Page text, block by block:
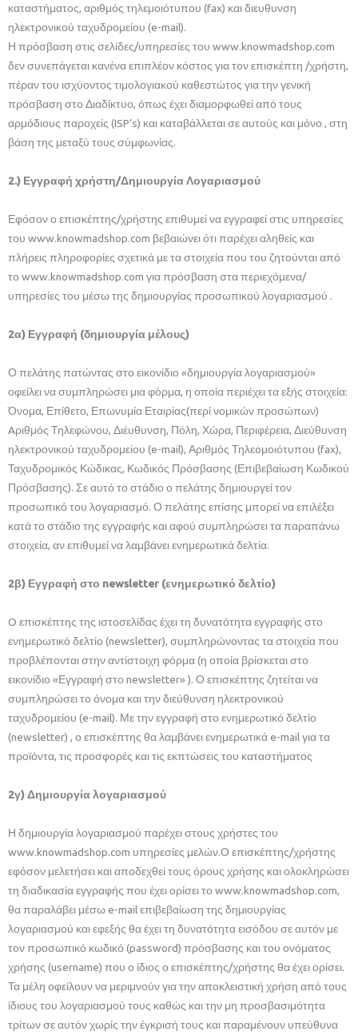
καταστήματος, αριθμός τηλεμοιότυπου (fax) και διευθυνση
ηλεκτρονικού ταχυδρομείου (e-mail).
Η πρόσβαση στις σελίδες/υπηρεσίες του www.knowmadshop.com
δεν συνεπάγεται κανένα επιπλέον κόστος για τον επισκέπτη /χρήστη,
πέραν του ισχύοντος τιμολογιακού καθεστώτος για την γενική
πρόσβαση στο Διαδίκτυο, όπως έχει διαμορφωθεί από τους
αρμόδιους παροχείς (ISP’s) και καταβάλλεται σε αυτούς και μόνο , στη
βάση της μεταξύ τους σύμφωνίας.
2.) Εγγραφή χρήστη/Δημιουργία Λογαριασμού
Εφόσον ο επισκέπτης/χρήστης επιθυμεί να εγγραφεί στις υπηρεσίες
του www.knowmadshop.com βεβαιώνει ότι παρέχει αληθείς και
πλήρεις πληροφορίες σχετικά με τα στοιχεία που του ζητούνται από
το www.knowmadshop.com για πρόσβαση στα περιεχόμενα/
υπηρεσίες του μέσω της δημιουργίας προσωπικού λογαριασμού .
2α) Εγγραφή (δημιουργία μέλους)
Ο πελάτης πατώντας στο εικονίδιο «δημιουργία λογαριασμού»
οφείλει να συμπληρώσει μια φόρμα, η οποία περιέχει τα εξής στοιχεία:
Όνομα, Επίθετο, Επωνυμία Εταιρίας(περί νομικών προσώπων)
Aριθμός Τηλεφώνου, Διέυθυνση, Πόλη, Χώρα, Περιφέρεια, Διεύθυνση
ηλεκτρονικού ταχυδρομείου (e-mail), Αριθμός Τηλεoμοιότυπου (fax),
Ταχυδρομικός Κώδικας, Κωδικός Πρόσβασης (Επιβεβαίωση Κωδικού
Πρόσβασης). Σε αυτό το στάδιο ο πελάτης δημιουργεί τον
προσωπικό του λογαριασμό. Ο πελάτης επίσης μπορεί να επιλέξει
κατά το στάδιο της εγγραφής και αφού συμπληρώσει τα παραπάνω
στοιχεία, αν επιθυμεί να λαμβάνει ενημερωτικά δελτία.
2β) Εγγραφή στο newsletter (ενημερωτικό δελτίο)
O επισκέπτης της ιστοσελίδας έχει τη δυνατότητα εγγραφής στο
ενημερωτικό δελτίο (newsletter), συμπληρώνοντας τα στοιχεία που
προβλέπονται στην αντίστοιχη φόρμα (η οποία βρίσκεται στο
εικονίδιο «Εγγραφή στο newsletter» ). Ο επισκέπτης ζητείται να
συμπληρώσει το όνομα και την διεύθυνση ηλεκτρονικού
ταχυδρομείου (e-mail). Με την εγγραφή στο ενημερωτικό δελτίο
(newsletter) , ο επισκέπτης θα λαμβάνει ενημερωτικά e-mail για τα
προϊόντα, τις προσφορές και τις εκπτώσεις του καταστήματος
2γ) Δημιουργία λογαριασμού
Η δημιουργία λογαριασμού παρέχει στους χρήστες του
www.knowmadshop.com υπηρεσίες μελών.Ο επισκέπτης/χρήστης
εφόσον μελετήσει και αποδεχθεί τους όρους χρήσης και ολοκληρώσει
τη διαδικασία εγγραφής που έχει ορίσει το www.knowmadshop.com,
θα παραλάβει μέσω e-mail επιβεβαίωση της δημιουργίας
λογαριασμού και εφεξής θα έχει τη δυνατότητα εισόδου σε αυτόν με
τον προσωπικό κωδικό (password) πρόσβασης και του ονόματος
χρήσης (username) που ο ίδιος ο επισκέπτης/χρήστης θα έχει ορίσει.
Τα μέλη οφείλουν να μεριμνούν για την αποκλειστική χρήση από τους
ίδιους του λογαριασμού τους καθώς και την μη προσβασιμότητα
τρίτων σε αυτόν χωρίς την έγκρισή τους και παραμένουν υπεύθυνα